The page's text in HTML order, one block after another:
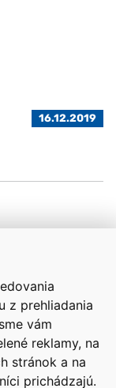
z prehliadania
vám
reklamy, na
stránok a na
prichádzajú.
16.12.2019
výskumu,